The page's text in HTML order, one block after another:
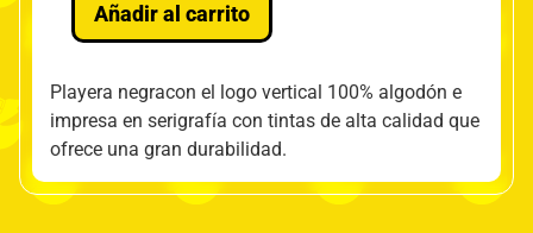
Añadir al carrito
Playera negracon el logo vertical 100% algodón e
impresa en serigrafía con tintas de alta calidad que
ofrece una gran durabilidad.